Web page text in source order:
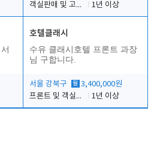
객실판매 및 고객응대
1년 이상
호텔클래시
수유 클래시호텔 프론트 과장
님 구합니다.
서울 강북구 월 3,400,000원
프론트 및 객실관리
1년 이상